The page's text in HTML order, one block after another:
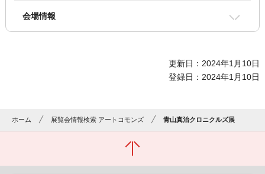
会場情報
更新日：2024年1月10日
登録日：2024年1月10日
ホーム 展覧会情報検索 アートコモンズ 青山真治クロニクルズ展